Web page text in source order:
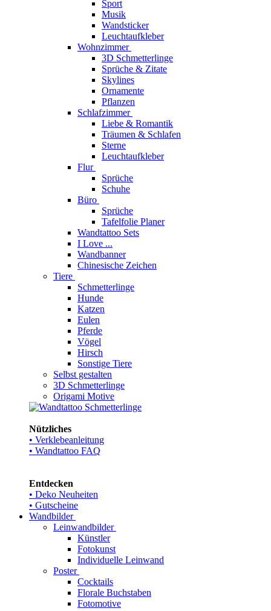
Sport
Musik
Wandsticker
Leuchtaufkleber
Wohnzimmer
3D Schmetterlinge
Sprüche & Zitate
Skylines
Ornamente
Pflanzen
Schlafzimmer
Liebe & Romantik
Träumen & Schlafen
Sterne
Leuchtaufkleber
Flur
Sprüche
Schuhe
Büro
Sprüche
Tafelfolie Planer
Wandtattoo Sets
I Love ...
Wandbanner
Chinesische Zeichen
Tiere
Schmetterlinge
Hunde
Katzen
Eulen
Pferde
Vögel
Hirsch
Sonstige Tiere
Selbst gestalten
3D Schmetterlinge
Origami Motive
Nützliches
• Verklebeanleitung
• Wandtattoo FAQ
Entdecken
• Deko Neuheiten
• Gutscheine
Wandbilder
Leinwandbilder
Künstler
Fotokunst
Individuelle Leinwand
Poster
Cocktails
Florale Buchstaben
Fotomotive